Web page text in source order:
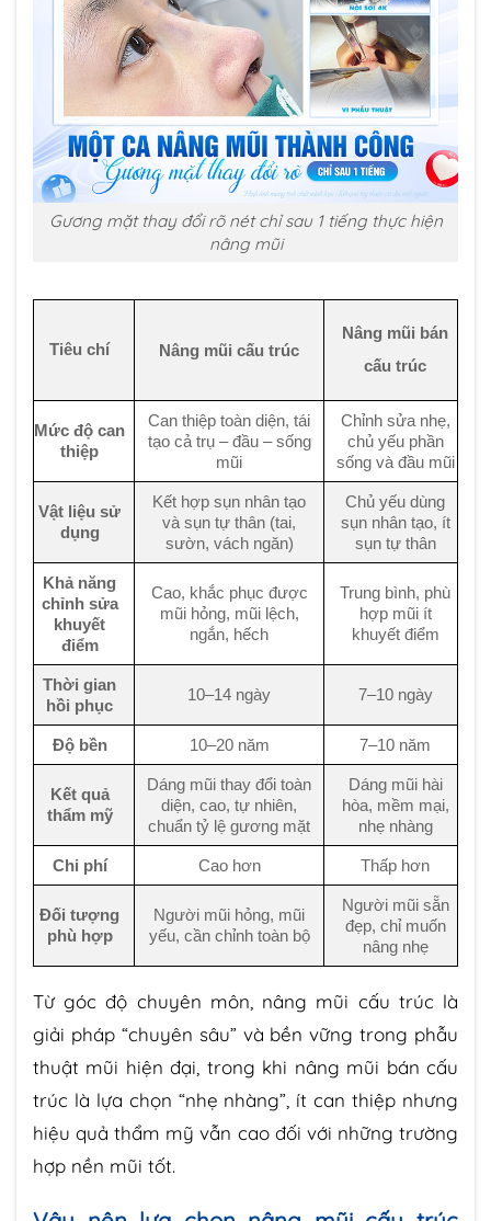
Gương mặt thay đổi rõ nét chỉ sau 1 tiếng thực hiện
nâng mũi
Tiêu chí Nâng mũi cấu trúc
Nâng mũi bán
cấu trúc
Mức độ can
thiệp
Can thiệp toàn diện, tái
tạo cả trụ – đầu – sống
mũi
Chỉnh sửa nhẹ,
chủ yếu phần
sống và đầu mũi
Vật liệu sử
dụng
Kết hợp sụn nhân tạo
và sụn tự thân (tai,
sườn, vách ngăn)
Chủ yếu dùng
sụn nhân tạo, ít
sụn tự thân
Khả năng
chỉnh sửa
khuyết
điểm
Cao, khắc phục được
mũi hỏng, mũi lệch,
ngắn, hếch
Trung bình, phù
hợp mũi ít
khuyết điểm
Thời gian
hồi phục
10–14 ngày 7–10 ngày
Độ bền 10–20 năm 7–10 năm
Kết quả
thẩm mỹ
Dáng mũi thay đổi toàn
diện, cao, tự nhiên,
chuẩn tỷ lệ gương mặt
Dáng mũi hài
hòa, mềm mại,
nhẹ nhàng
Chi phí Cao hơn Thấp hơn
Đối tượng
phù hợp
Người mũi hỏng, mũi
yếu, cần chỉnh toàn bộ
Người mũi sẵn
đẹp, chỉ muốn
nâng nhẹ
Từ góc độ chuyên môn, nâng mũi cấu trúc là
giải pháp “chuyên sâu” và bền vững trong phẫu
thuật mũi hiện đại, trong khi nâng mũi bán cấu
trúc là lựa chọn “nhẹ nhàng”, ít can thiệp nhưng
hiệu quả thẩm mỹ vẫn cao đối với những trường
hợp nền mũi tốt.